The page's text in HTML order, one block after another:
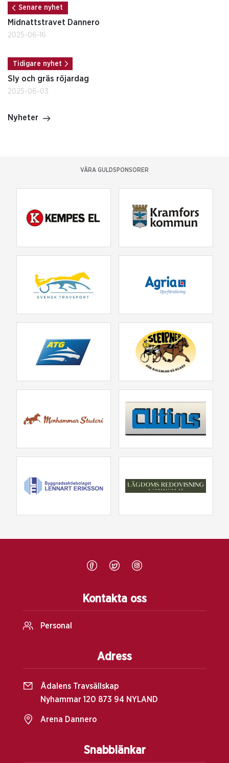
Senare nyhet
Midnattstravet Dannero
2025-06-16
Tidigare nyhet
Sly och gräs röjardag
2025-06-03
Nyheter
VÅRA GULDSPONSORER
Snabblänkar
Kontakta oss
Personal
Adress
Ådalens Travsällskap
Nyhammar 120 873 94 NYLAND
Arena Dannero